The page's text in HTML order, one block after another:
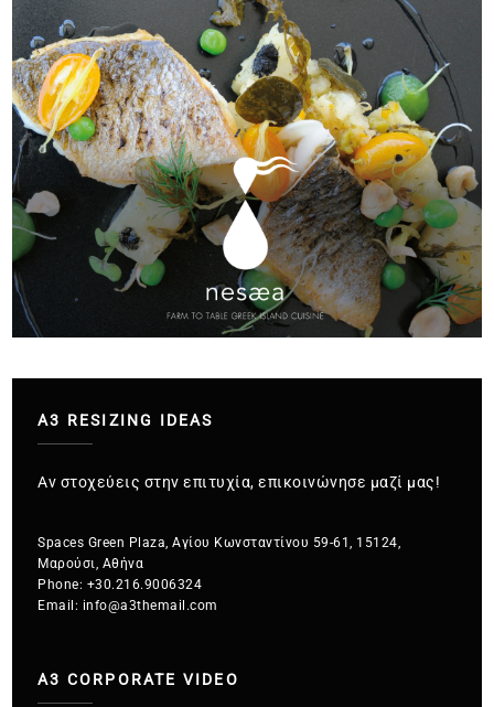
A3 RESIZING IDEAS
Αν στοχεύεις στην επιτυχία, επικοινώνησε μαζί μας!
Spaces Green Plaza, Αγίου Κωνσταντίνου 59-61, 15124,
Μαρούσι, Αθήνα
Phone: +30.216.9006324
Email: info@a3themail.com
A3 CORPORATE VIDEO